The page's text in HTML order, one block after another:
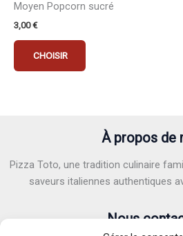
Moyen Popcorn sucré
3,00€
CHOISIR
À propos de
Pizza Toto, une tradition culinaire
saveurs italiennes authentiques
Nous